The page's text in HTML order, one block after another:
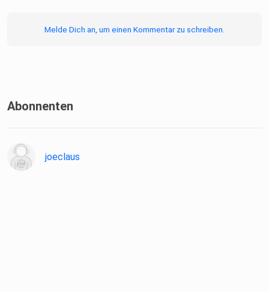
Melde Dich an, um einen Kommentar zu schreiben.
Abonnenten
joeclaus